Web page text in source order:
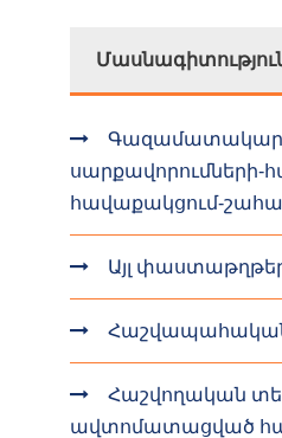
սարքավորումների-
հավաքակցում-
Այլ
Հաշվողական
ավտոմատացված